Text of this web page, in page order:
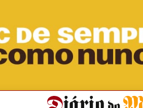
Revista Minha Gráfica DM